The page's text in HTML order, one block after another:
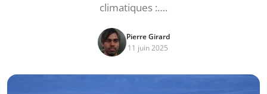
climatiques :….
Pierre Girard
11 juin 2025